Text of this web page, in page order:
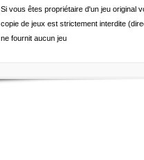
Si vous êtes propriétaire d'un jeu original
copie de jeux est strictement interdite
ne fournit aucun jeu